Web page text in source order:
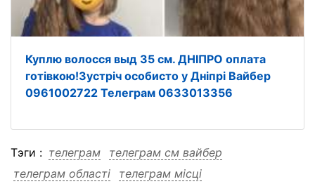
Куплю волосся выд 35 см. ДНІПРО оплата
готівкою!Зустріч особисто у Дніпрі Вайбер
0961002722 Телеграм 0633013356
Тэги : телеграм
телеграм см вайбер
телеграм області
телеграм місці